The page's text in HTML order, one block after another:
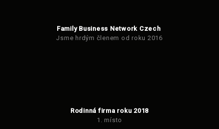
Family Business Network Czech
Jsme hrdým členem od roku 2016
Rodinná firma roku 2018
1. místo